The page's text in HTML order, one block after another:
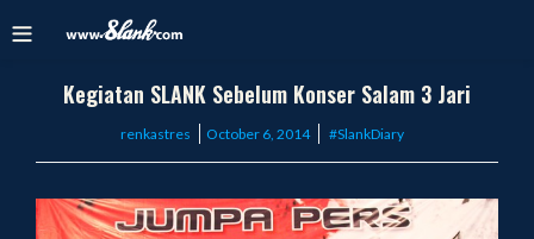
Kegiatan SLANK Sebelum Konser Salam 3 Jari
renkastres
Posted
October 6, 2014 #SlankDiary